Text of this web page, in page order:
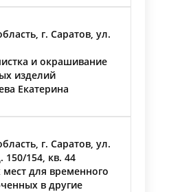
г. Саратов, ул.
и окрашивание
изделий
Екатерина
г. Саратов, ул.
154, кв. 44
для временного
в другие